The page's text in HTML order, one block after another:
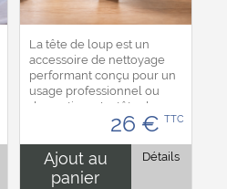
La tête de loup est un
accessoire de nettoyage
performant conçu pour un
usage professionnel ou
domestique. La tête de
balai s’adapte à la plupart
avec une monture à...
26 € TTC
Ajout au
panier
Détails